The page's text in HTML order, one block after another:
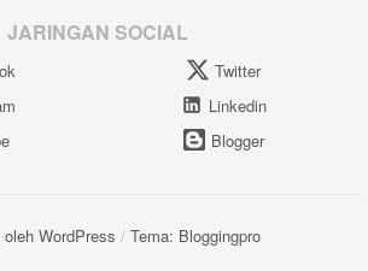
JARINGAN SOCIAL
Twitter
Linkedin
Blogger
oleh WordPress / Tema: Bloggingpro